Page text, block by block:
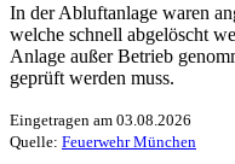
In der Abluftanlage waren
welche schnell abgelöscht
Anlage außer Betrieb
geprüft werden muss.
Eingetragen am 03.08.2026
Quelle: Feuerwehr München